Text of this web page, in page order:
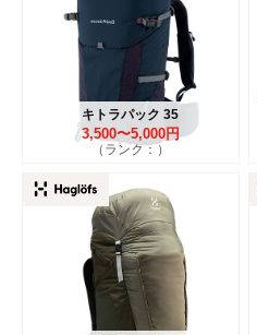
キトラパック 35
3,500〜5,000円
（ランク：）